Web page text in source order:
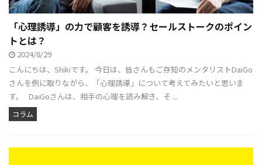
「心理誘導」の力で顧客を誘導？セールストークのポイン
トとは？
2024/8/29
こんにちは、Shikiです。 今日は、皆さんもご存知のメンタリストDaiGo
さんを例に取りながら、「心理誘導」について考えてみたいと思いま
す。 DaiGoさんは、相手の心理を読み解き、そ ...
コラム